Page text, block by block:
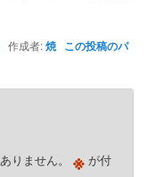
作成者:焼 この投稿のパ
りません。 ※ が付